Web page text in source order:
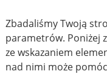
Zbadaliśmy Twoją
parametrów. Poniżej
ze wskazaniem
nad nimi może